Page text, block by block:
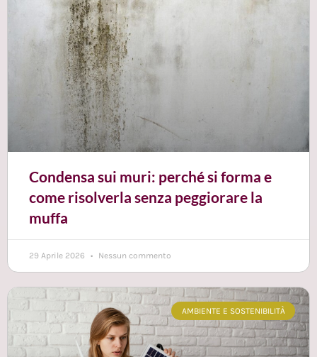
Condensa sui muri: perché si forma e
come risolverla senza peggiorare la
muffa
29 Aprile 2026 Nessun commento
AMBIENTE E SOSTENIBILITÀ